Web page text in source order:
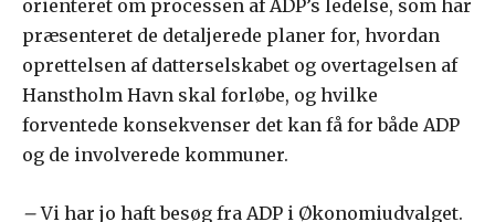
orienteret om processen af ADP’s ledelse, som har
præsenteret de detaljerede planer for, hvordan
oprettelsen af datterselskabet og overtagelsen af
Hanstholm Havn skal forløbe, og hvilke
forventede konsekvenser det kan få for både ADP
og de involverede kommuner.
–Vi har jo haft besøg fra ADP i Økonomiudvalget.